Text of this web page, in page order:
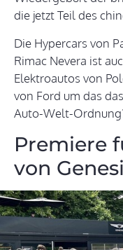
die jetzt Teil des
Die Hypercars von
Rimac Nevera ist
Elektroautos von
von Ford um das
Auto-Welt-
Premiere
von